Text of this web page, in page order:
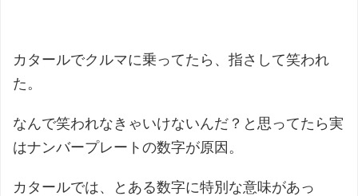
カタールでクルマに乗ってたら、指さして笑われ
た。
なんで笑われなきゃいけないんだ？と思ってたら実
はナンバープレートの数字が原因。
カタールでは、とある数字に特別な意味があっ